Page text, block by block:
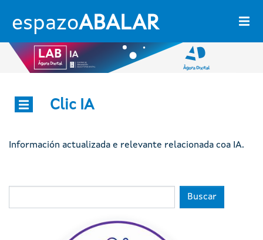
espazoABALAR
Clic IA
Información actualizada e relevante relacionada coa IA.